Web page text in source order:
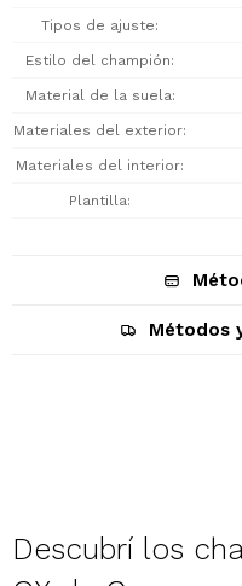
Tipos de ajuste
Estilo del champión
Material de la suela
Materiales del exterior
Materiales del interior
Plantilla
Métodos
Descubrí los